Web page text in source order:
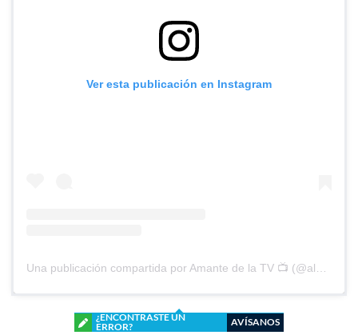
Ver esta publicación en Instagram
Una publicación compartida por Amante de la TV 📺 (@alguien_te_observa)
¿ENCONTRASTE UN
ERROR?
AVÍSANOS